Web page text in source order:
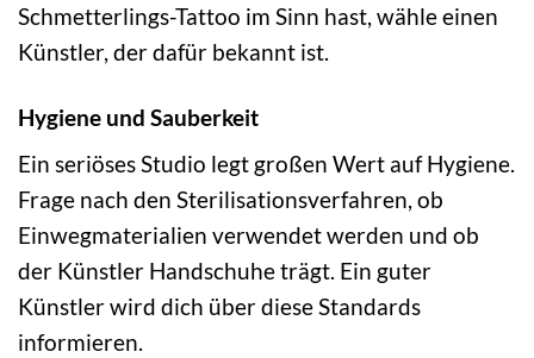
Schmetterlings-Tattoo im Sinn hast, wähle einen
Künstler, der dafür bekannt ist.
Hygiene und Sauberkeit
Ein seriöses Studio legt großen Wert auf Hygiene.
Frage nach den Sterilisationsverfahren, ob
Einwegmaterialien verwendet werden und ob
der Künstler Handschuhe trägt. Ein guter
Künstler wird dich über diese Standards
informieren.